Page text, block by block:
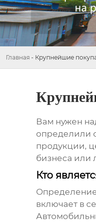
Главная - Крупнейшие
Вам нужен
определили
продукции,
бизнеса или
Кто
включает в